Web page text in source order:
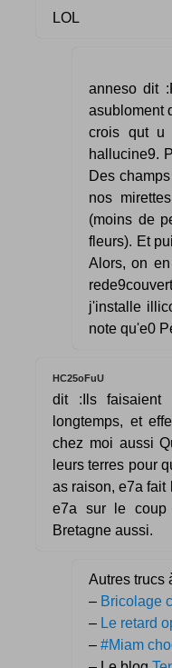
LOL
anneso dit
asubloment
crois qut u
hallucine9.
Des
nos
(moins de
fleurs). Et
Alors, on
j'installe
note qu'e0
HC25oFuU
dit :Ils faisaient
longtemps, et
chez moi aussi
leurs terres pour
as raison, e7a fait
e7a sur le coup
Bretagne aussi.
Autres trucs
– Bricolage
– Le retard
– #Miam